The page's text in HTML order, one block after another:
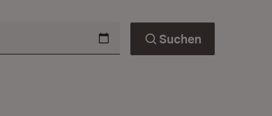
Suchen